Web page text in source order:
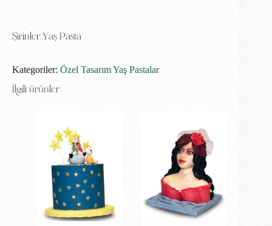
Şirinler Yaş Pasta
Kategoriler: Özel Tasarım Yaş Pastalar
İlgili ürünler